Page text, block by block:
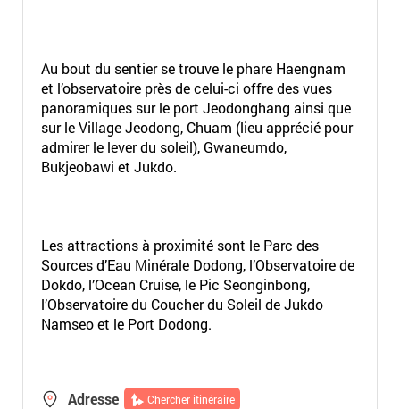
Au bout du sentier se trouve le phare Haengnam
et l’observatoire près de celui-ci offre des vues
panoramiques sur le port Jeodonghang ainsi que
sur le Village Jeodong, Chuam (lieu apprécié pour
admirer le lever du soleil), Gwaneumdo,
Bukjeobawi et Jukdo.
Les attractions à proximité sont le Parc des
Sources d’Eau Minérale Dodong, l’Observatoire de
Dokdo, l’Ocean Cruise, le Pic Seonginbong,
l’Observatoire du Coucher du Soleil de Jukdo
Namseo et le Port Dodong.
Adresse Chercher itinéraire